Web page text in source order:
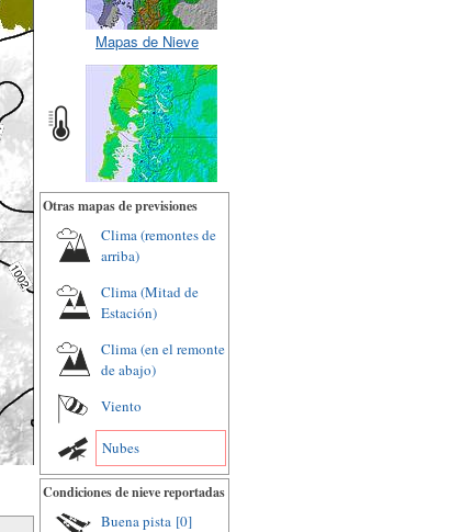
Mapas de Nieve
Otras mapas de previsiones
Clima (remontes de
arriba)
Clima (Mitad de
Estación)
Clima (en el remonte
de abajo)
Viento
Nubes
Condiciones de nieve reportadas
Buena pista [0]